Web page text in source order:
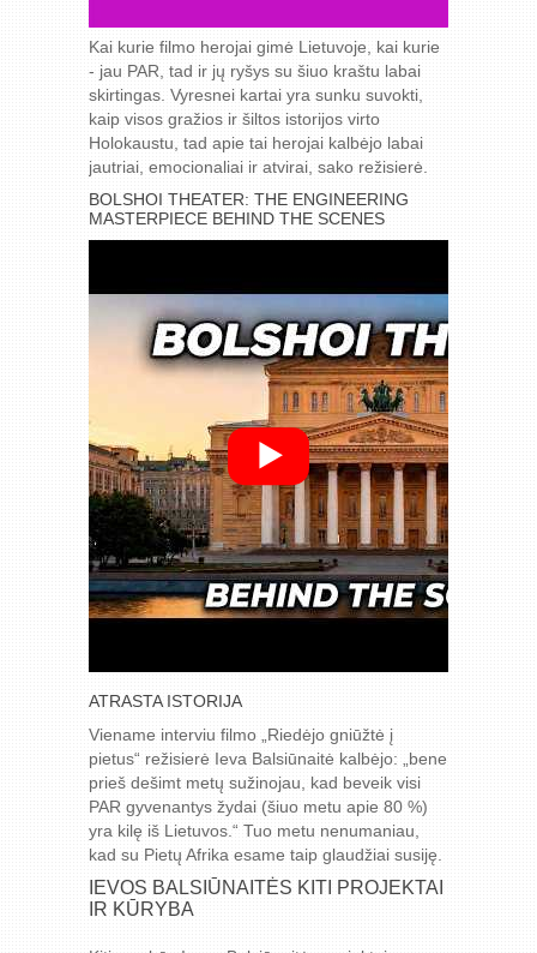
Kai kurie filmo herojai gimė Lietuvoje, kai kurie
- jau PAR, tad ir jų ryšys su šiuo kraštu labai
skirtingas. Vyresnei kartai yra sunku suvokti,
kaip visos gražios ir šiltos istorijos virto
Holokaustu, tad apie tai herojai kalbėjo labai
jautriai, emocionaliai ir atvirai, sako režisierė.
BOLSHOI THEATER: THE ENGINEERING
MASTERPIECE BEHIND THE SCENES
ATRASTA ISTORIJA
Viename interviu filmo „Riedėjo gniūžtė į
pietus“ režisierė Ieva Balsiūnaitė kalbėjo: „bene
prieš dešimt metų sužinojau, kad beveik visi
PAR gyvenantys žydai (šiuo metu apie 80 %)
yra kilę iš Lietuvos.“ Tuo metu nenumaniau,
kad su Pietų Afrika esame taip glaudžiai susiję.
IEVOS BALSIŪNAITĖS KITI PROJEKTAI
IR KŪRYBA